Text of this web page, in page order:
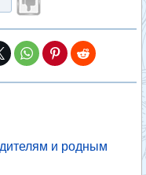
и родным